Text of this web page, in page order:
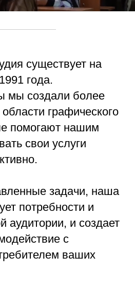
существует на
года.
мы создали более
графического
помогают нашим
свои услуги
задачи, наша
потребности и
аудитории, и создает
с
ваших